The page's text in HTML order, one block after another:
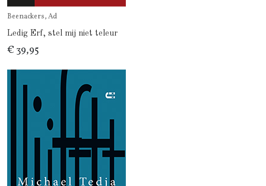
Beenackers, Ad
Ledig Erf, stel mij niet teleur
€ 39,95